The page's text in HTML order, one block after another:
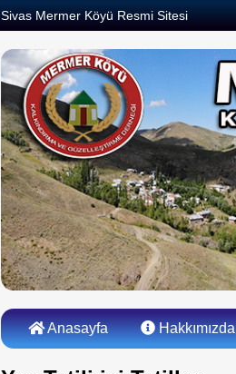
Sivas Mermer Köyü Resmi Sitesi
Anasayfa Hakkımızda